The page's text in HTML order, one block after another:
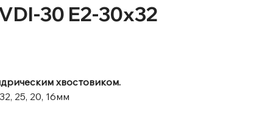
30 E2-30x32
хвостовиком.
25, 20, 16мм